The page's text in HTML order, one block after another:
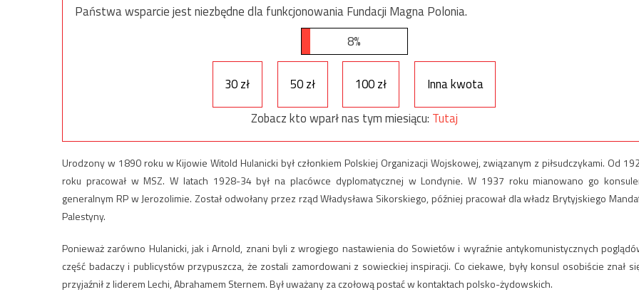
Państwa wsparcie jest niezbędne dla funkcjonowania Fundacji Magna Polonia.
8%
30 zł 50 zł 100 zł
Inna kwota
Zobacz kto wparł nas tym miesiącu: Tutaj
Urodzony w 1890 roku w Kijowie Witold Hulanicki był członkiem Polskiej Organizacji Wojskowej, związanym z piłsudczykami. Od
roku pracował w MSZ. W latach 1928-34 był na placówce dyplomatycznej w Londynie. W 1937 roku mianowano go
generalnym RP w Jerozolimie. Został odwołany przez rząd Władysława Sikorskiego, później pracował dla władz Brytyjskiego
Palestyny.
Ponieważ zarówno Hulanicki, jak i Arnold, znani byli z wrogiego nastawienia do Sowietów i wyraźnie antykomunistycznych
część badaczy i publicystów przypuszcza, że zostali zamordowani z sowieckiej inspiracji. Co ciekawe, były konsul osobiście znał
przyjaźnił z liderem Lechi, Abrahamem Sternem. Był uważany za czołową postać w kontaktach polsko-żydowskich.